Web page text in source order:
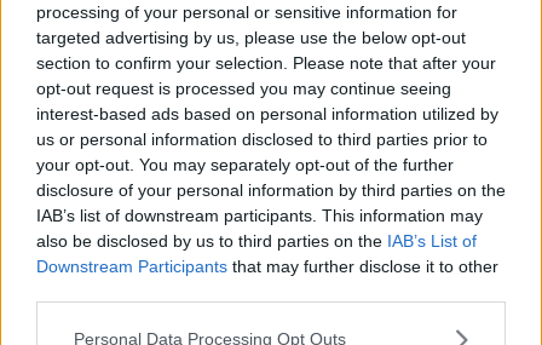
processing of your personal or sensitive information for
targeted advertising by us, please use the below opt-out
section to confirm your selection. Please note that after your
opt-out request is processed you may continue seeing
interest-based ads based on personal information utilized by
us or personal information disclosed to third parties prior to
your opt-out. You may separately opt-out of the further
disclosure of your personal information by third parties on the
IAB’s list of downstream participants. This information may
also be disclosed by us to third parties on the IAB’s List of
Downstream Participants that may further disclose it to other
Personal Data Processing Opt Outs